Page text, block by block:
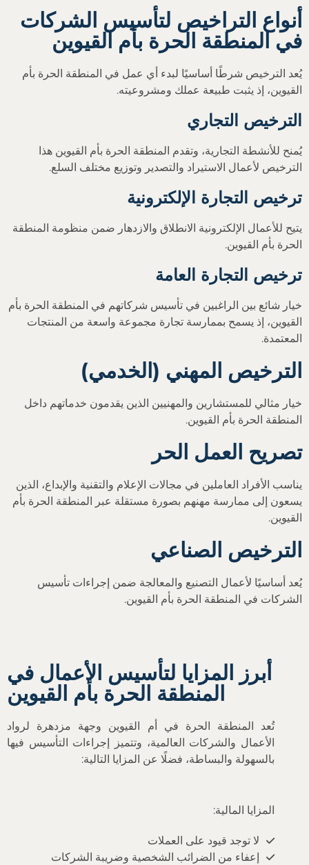
أنواع التراخيص لتأسيس الشركات
في المنطقة الحرة بأم القيوين
يُعد الترخيص شرطًا أساسيًا لبدء أي عمل في المنطقة الحرة بأم
القيوين، إذ يثبت طبيعة عملك ومشروعيته.
الترخيص التجاري
يُمنح للأنشطة التجارية، وتقدم المنطقة الحرة بأم القيوين هذا
الترخيص لأعمال الاستيراد والتصدير وتوزيع مختلف السلع.
ترخيص التجارة الإلكترونية
يتيح للأعمال الإلكترونية الانطلاق والازدهار ضمن منظومة المنطقة
الحرة بأم القيوين.
ترخيص التجارة العامة
خيار شائع بين الراغبين في تأسيس شركاتهم في المنطقة الحرة بأم
القيوين، إذ يسمح بممارسة تجارة مجموعة واسعة من المنتجات
المعتمدة.
الترخيص المهني (الخدمي)
خيار مثالي للمستشارين والمهنيين الذين يقدمون خدماتهم داخل
المنطقة الحرة بأم القيوين.
تصريح العمل الحر
يناسب الأفراد العاملين في مجالات الإعلام والتقنية والإبداع، الذين
يسعون إلى ممارسة مهنهم بصورة مستقلة عبر المنطقة الحرة بأم
القيوين.
الترخيص الصناعي
يُعد أساسيًا لأعمال التصنيع والمعالجة ضمن إجراءات تأسيس
الشركات في المنطقة الحرة بأم القيوين.
أبرز المزايا لتأسيس الأعمال في
المنطقة الحرة بأم القيوين
تُعد المنطقة الحرة في أم القيوين وجهة مزدهرة لرواد
الأعمال والشركات العالمية، وتتميز إجراءات التأسيس فيها
بالسهولة والبساطة، فضلًا عن المزايا التالية:
المزايا المالية:
لا توجد قيود على العملات
إعفاء من الضرائب الشخصية وضريبة الشركات